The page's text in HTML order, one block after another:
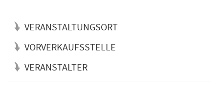
VERANSTALTUNGSORT
VORVERKAUFSSTELLE
VERANSTALTER